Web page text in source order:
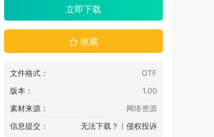
立即下载
收藏
文件格式：
OTF
版本：
1.00
素材来源：
网络资源
信息提交：
无法下载？ 丨 侵权投诉